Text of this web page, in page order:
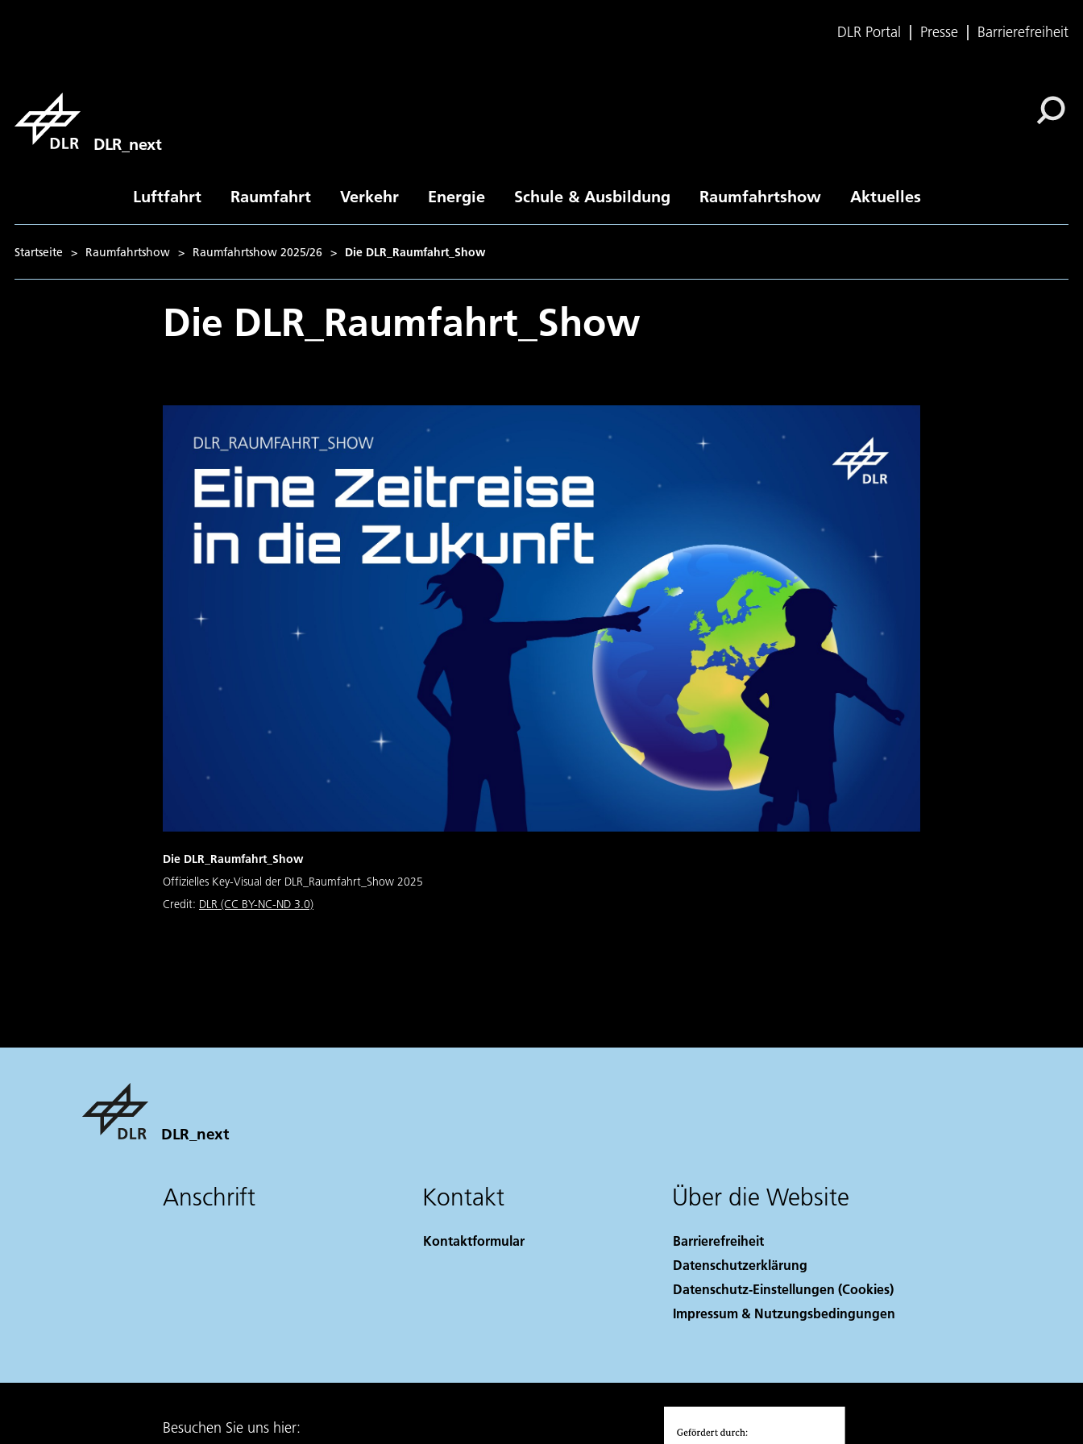
DLR Portal Presse Barrierefreiheit
DLR_next
Luftfahrt Raumfahrt Verkehr Energie Schule & Ausbildung Raumfahrtshow Aktuelles
Startseite > Raumfahrtshow > Raumfahrtshow 2025/26 > Die DLR_Raumfahrt_Show
Die DLR_Raumfahrt_Show
Die DLR_Raumfahrt_Show
Offizielles Key-Visual der DLR_Raumfahrt_Show 2025
Credit: DLR (CC BY-NC-ND 3.0)
DLR_next
Anschrift Kontakt
Kontaktformular
Über die Website
Barrierefreiheit
Datenschutzerklärung
Datenschutz-Einstellungen (Cookies)
Impressum & Nutzungsbedingungen
Besuchen Sie uns hier: